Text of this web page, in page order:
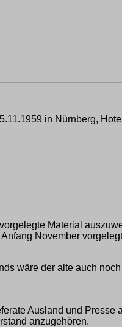
in Nürnberg, Hotel
Material
November
wäre der alte auch
Ausland und Presse
anzugehören.